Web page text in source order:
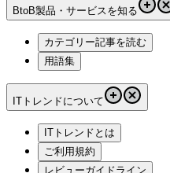
BtoB製品・サービスを知る
カテゴリー記事を読む
用語集
ITトレンドについて
ITトレンドとは
ご利用規約
レビューガイドライン